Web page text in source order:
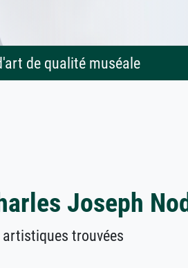
de qualité muséale
Joseph
trouvées